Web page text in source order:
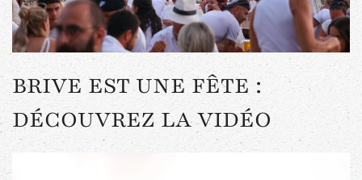
BRIVE EST UNE FÊTE :
DÉCOUVREZ LA VIDÉO